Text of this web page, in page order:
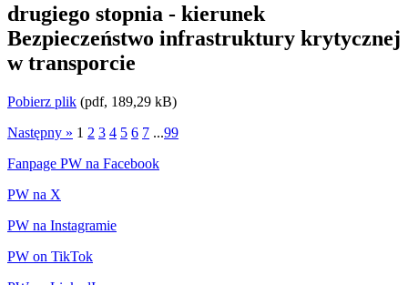
drugiego stopnia - kierunek
Bezpieczeństwo infrastruktury krytycznej
w transporcie
Pobierz plik (pdf, 189,29 kB)
Następny » 1 2 3 4 5 6 7 ...99
Fanpage PW na Facebook
PW na X
PW na Instagramie
PW on TikTok